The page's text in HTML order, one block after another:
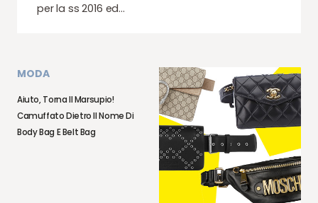
per la ss 2016 ed…
MODA
Aiuto, Torna Il Marsupio!
Camuffato Dietro Il Nome Di
Body Bag E Belt Bag